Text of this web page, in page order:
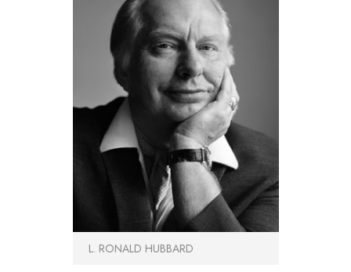
L. RONALD HUBBARD